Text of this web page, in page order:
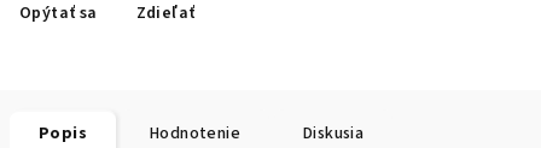
Opýtať sa Zdieľať
Popis Hodnotenie Diskusia